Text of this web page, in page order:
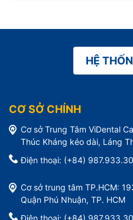
HỆ
CƠ SỞ CHÍNH
Cơ sở Trung Tâm ViDental
Thúc Kháng kéo dài, Láng
Điện thoại: (+84)
Cơ sở trung tâm TP.HCM:
Quận Phú Nhuận, TP. HCM
Điện thoại: (+84)